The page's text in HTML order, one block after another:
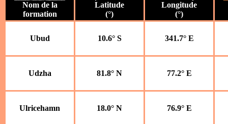
Nom de la
formation
Latitude
(°)
Longitude
(°)
Ubud 10.6° S 341.7° E
Udzha 81.8° N 77.2° E
Ulricehamn 18.0° N 76.9° E